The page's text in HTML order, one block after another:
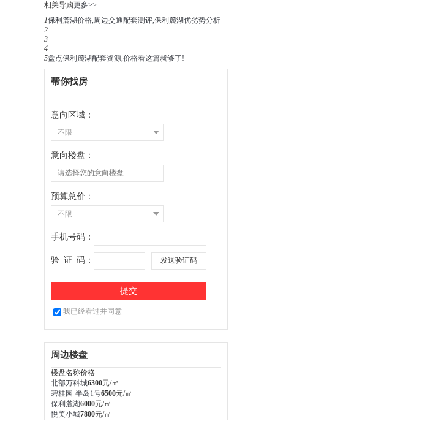
相关导购更多>>
1保利麓湖价格,周边交通配套测评,保利麓湖优劣势分析
2
3
4
5盘点保利麓湖配套资源,价格看这篇就够了!
帮你找房
意向区域：
不限
意向楼盘：
预算总价：
不限
手机号码：
验 证 码：
我已经看过并同意
周边楼盘
楼盘名称价格
北部万科城6300元/㎡
碧桂园·半岛1号6500元/㎡
保利麓湖6000元/㎡
悦美小城7800元/㎡